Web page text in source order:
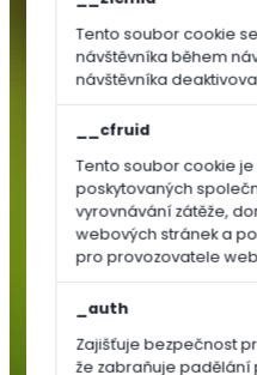
Tento soubor cookie
návštěvníka během
návštěvníka
__cfruid
Tento soubor cookie
poskytovaných
vyrovnávání zátěže,
webových stránek a
pro provozovatele
_auth
Zajišťuje bezpečnost
že zabraňuje padělání
TRAVNÍ
OSIVA
a
a